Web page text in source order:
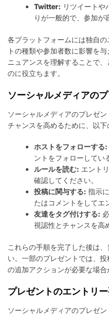
Twitter: リツイートや
りが一般的で、参加が
各プラットフォームには独自
トの種類や参加者数に影響を
ニュアンスを理解することで
のに役立ちます。
ソーシャルメディアの
ソーシャルメディアのプレゼ
チャンスを高めるために、以下
ホストをフォローする:
ントをフォローしてい
ルールを読む: エント
確認してください。
投稿に関与する: 指示
たはコメントをしてエ
友達をタグ付けする:
視認性とチャンスを高
これらの手順を完了した後は
い。一部のプレゼントでは、
の追加アクションが必要な場合
プレゼントのエントリ
ソーシャルメディアのプレゼ